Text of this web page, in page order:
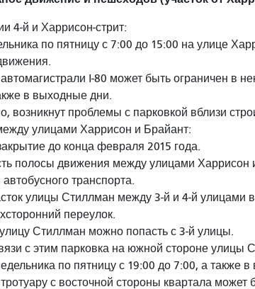
4-й и Харрисон-стрит:
по пятницу с 7:00 до 15:00 на улице
I-80 может быть ограничен в
в выходные дни.
возникнут проблемы с парковкой вблизи
улицами Харрисон и Брайант:
до конца февраля 2015 года.
полосы движения между улицами Харрисон
автобусного транспорта.
улицы Стиллман между 3-й и 4-й улицами
переулок.
Стиллман можно попасть с 3-й улицы.
с этим парковка на южной стороне улицы
по пятницу с 19:00 до 7:00, а также
с восточной стороны квартала может